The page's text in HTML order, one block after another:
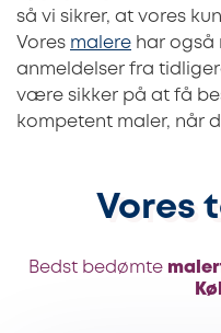
så vi sikrer, at vores
Vores malere har også
anmeldelser fra
være sikker på at få
kompetent maler, når
Vores
Bedst bedømte